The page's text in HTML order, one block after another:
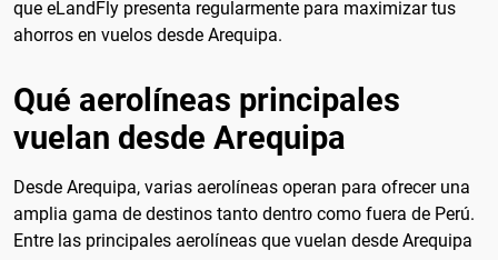
que eLandFly presenta regularmente para maximizar tus
ahorros en vuelos desde Arequipa.
Qué aerolíneas principales
vuelan desde Arequipa
Desde Arequipa, varias aerolíneas operan para ofrecer una
amplia gama de destinos tanto dentro como fuera de Perú.
Entre las principales aerolíneas que vuelan desde Arequipa